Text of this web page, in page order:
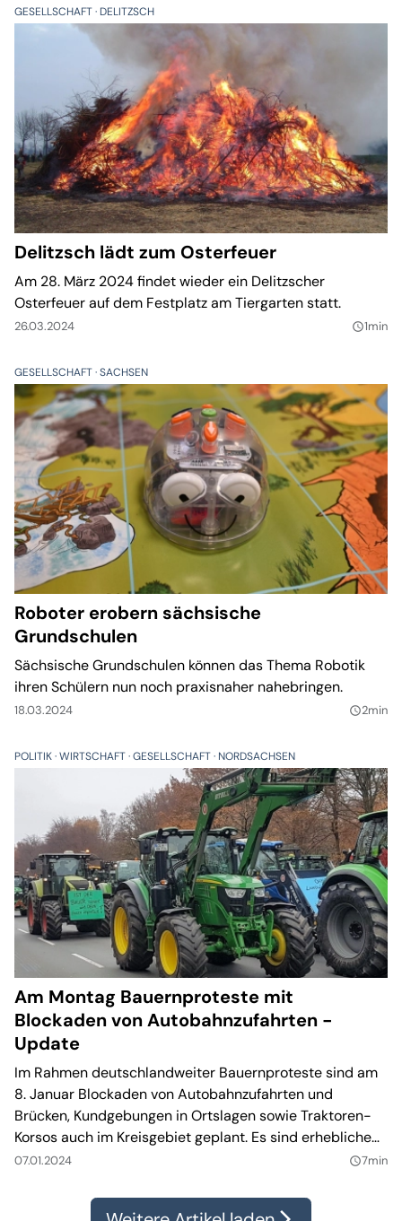
GESELLSCHAFT DELITZSCH
Delitzsch lädt zum Osterfeuer
Am 28. März 2024 findet wieder ein Delitzscher
Osterfeuer auf dem Festplatz am Tiergarten statt.
26.03.2024 query_builder1min
GESELLSCHAFT SACHSEN
Roboter erobern sächsische
Grundschulen
Sächsische Grundschulen können das Thema Robotik
ihren Schülern nun noch praxisnaher nahebringen.
18.03.2024 query_builder2min
POLITIK WIRTSCHAFT GESELLSCHAFT NORDSACHSEN
Am Montag Bauernproteste mit
Blockaden von Autobahnzufahrten -
Update
Im Rahmen deutschlandweiter Bauernproteste sind am
8. Januar Blockaden von Autobahnzufahrten und
Brücken, Kundgebungen in Ortslagen sowie Traktoren-
Korsos auch im Kreisgebiet geplant. Es sind erhebliche
Vekehrsbehinderungen zu erwarten.
07.01.2024 query_builder7min